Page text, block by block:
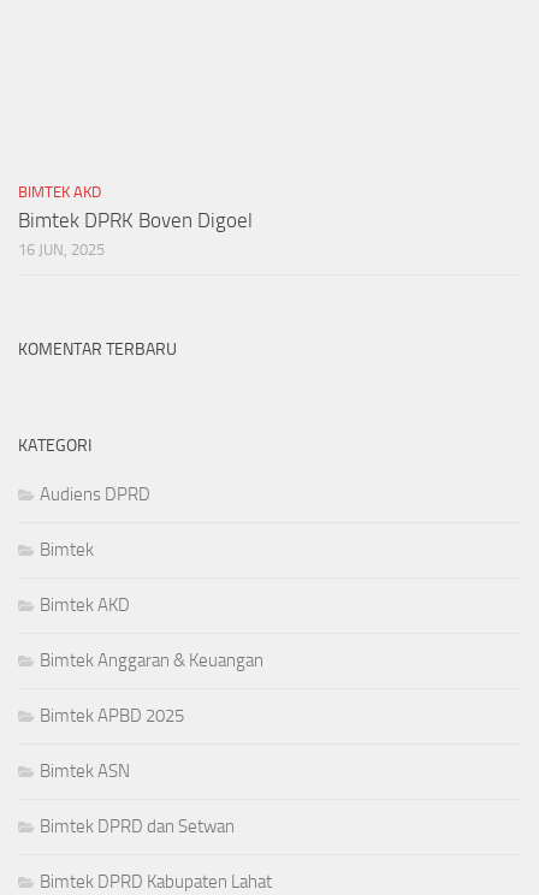
BIMTEK AKD
Bimtek DPRK Boven Digoel
16 JUN, 2025
KOMENTAR TERBARU
KATEGORI
Audiens DPRD
Bimtek
Bimtek AKD
Bimtek Anggaran & Keuangan
Bimtek APBD 2025
Bimtek ASN
Bimtek DPRD dan Setwan
Bimtek DPRD Kabupaten Lahat